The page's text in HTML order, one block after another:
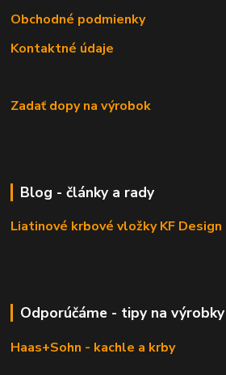
Obchodné podmienky
Kontaktné údaje
Zadať dopy na výrobok
Blog - články a rady
Liatinové krbové vložky KF Design
Odporúčáme - tipy na výrobky
Haas+Sohn - kachle a krby